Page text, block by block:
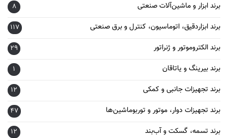
برند ابزار و ماشین‌آلات صنعتی 8
برند ابزاردقیق، اتوماسیون، کنترل و برق صنعتی 117
برند الکتروموتور و ژنراتور 29
برند بیرینگ و یاتاقان 1
برند تجهیزات جانبی و کمکی 12
برند تجهیزات دوار، موتور و توربوماشین‌ها 47
برند تسمه، گسکت و آب‌بند 12